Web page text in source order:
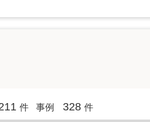
件 事例 328 件